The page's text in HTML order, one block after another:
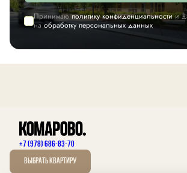
Принимаюполитику конфиденциальностии
наобработку персональных данных
+7 (978) 686-83-70
Выбрать квартиру